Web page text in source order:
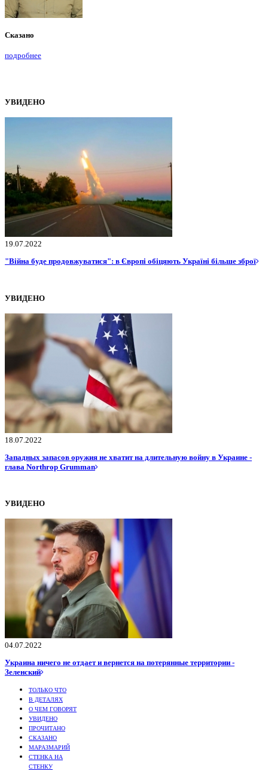
Сказано
подробнее
УВИДЕНО
19.07.2022
"Війна буде продовжуватися": в Європі обіцяють Україні більше зброї
УВИДЕНО
18.07.2022
Западных запасов оружия не хватит на длительную войну в Украине -
глава Northrop Grumman
УВИДЕНО
04.07.2022
Украина ничего не отдает и вернется на потерянные территории -
Зеленский
ТОЛЬКО ЧТО
В ДЕТАЛЯХ
О ЧЕМ ГОВОРЯТ
УВИДЕНО
ПРОЧИТАНО
СКАЗАНО
МАРАЗМАРИЙ
СТЕНКА НА
СТЕНКУ